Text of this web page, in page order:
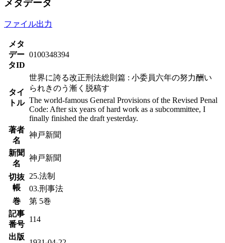
メタデータ
ファイル出力
メタ
デー
タID
0100348394
タイ
トル
世界に誇る改正刑法総則篇 : 小委員六年の努力酬い
られきのう漸く脱稿す
The world-famous General Provisions of the Revised Penal
Code: After six years of hard work as a subcommittee, I
finally finished the draft yesterday.
著者
名
神戸新聞
新聞
名
神戸新聞
切抜
帳
25.法制
03.刑事法
巻
第 5巻
記事
番号
114
出版